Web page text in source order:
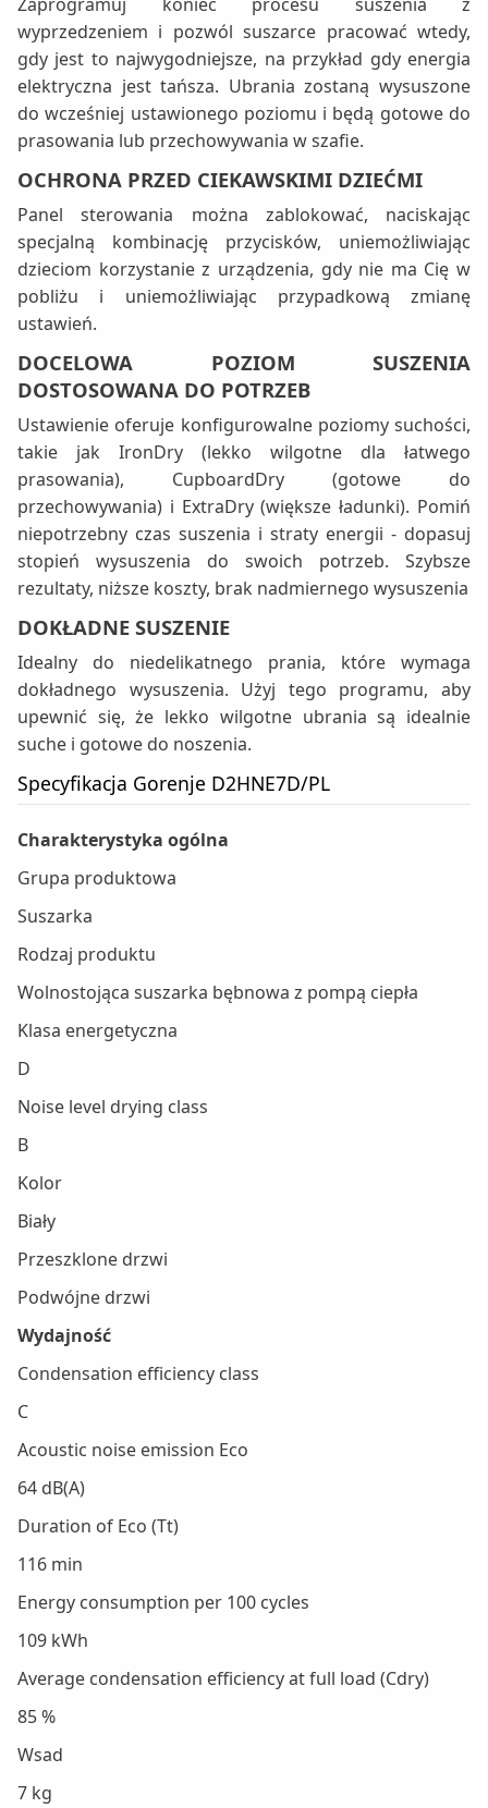
wyprzedzeniem i pozwól suszarce pracować wtedy,
gdy jest to najwygodniejsze, na przykład gdy energia
elektryczna jest tańsza. Ubrania zostaną wysuszone
do wcześniej ustawionego poziomu i będą gotowe do
prasowania lub przechowywania w szafie.
OCHRONA PRZED CIEKAWSKIMI DZIEĆMI
Panel sterowania można zablokować, naciskając
specjalną kombinację przycisków, uniemożliwiając
dzieciom korzystanie z urządzenia, gdy nie ma Cię w
pobliżu i uniemożliwiając przypadkową zmianę
ustawień.
DOCELOWA POZIOM SUSZENIA
DOSTOSOWANA DO POTRZEB
Ustawienie oferuje konfigurowalne poziomy suchości,
takie jak IronDry (lekko wilgotne dla łatwego
prasowania), CupboardDry (gotowe do
przechowywania) i ExtraDry (większe ładunki). Pomiń
niepotrzebny czas suszenia i straty energii - dopasuj
stopień wysuszenia do swoich potrzeb. Szybsze
rezultaty, niższe koszty, brak nadmiernego wysuszenia
DOKŁADNE SUSZENIE
Idealny do niedelikatnego prania, które wymaga
dokładnego wysuszenia. Użyj tego programu, aby
upewnić się, że lekko wilgotne ubrania są idealnie
suche i gotowe do noszenia.
Specyfikacja Gorenje D2HNE7D/PL
Charakterystyka ogólna
Grupa produktowa
Suszarka
Rodzaj produktu
Wolnostojąca suszarka bębnowa z pompą ciepła
Klasa energetyczna
D
Noise level drying class
B
Kolor
Biały
Przeszklone drzwi
Podwójne drzwi
Wydajność
Condensation efficiency class
C
Acoustic noise emission Eco
64 dB(A)
Duration of Eco (Tt)
116 min
Energy consumption per 100 cycles
109 kWh
Average condensation efficiency at full load (Cdry)
85 %
Wsad
7 kg